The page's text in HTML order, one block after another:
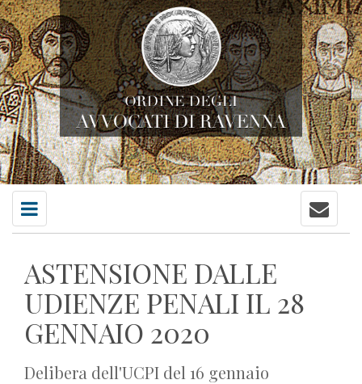
Menu
principale
Contatti
ASTENSIONE DALLE
UDIENZE PENALI IL 28
GENNAIO 2020
Delibera dell'UCPI del 16 gennaio